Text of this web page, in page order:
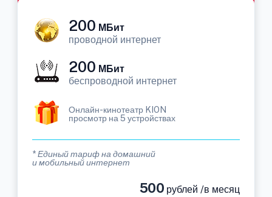
200 МБит
проводной интернет
200 МБит
беспроводной интернет
Онлайн-кинотеатр KION
просмотр на 5 устройствах
* Единый тариф на домашний
и мобильный интернет
500 рублей /в месяц